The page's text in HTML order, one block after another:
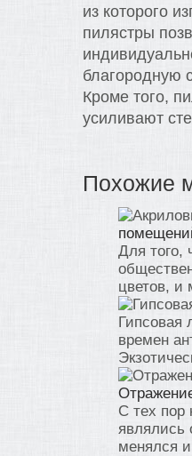
из которого
пилястры
благородную
Кроме того,
усиливают
Похожие
Для того,
цветов,
Гипсовая
времен
С тех пор
являлись
менялся